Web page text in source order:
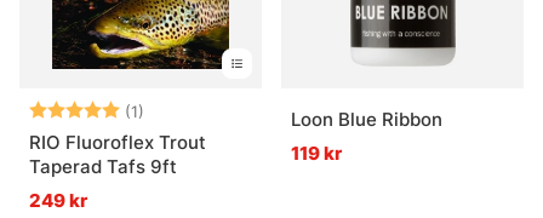
Betyg: (1)
5.0 utav 5 stjärnor
RIO Fluoroflex Trout
Taperad Tafs 9ft
249 kr
Loon Blue Ribbon
119 kr